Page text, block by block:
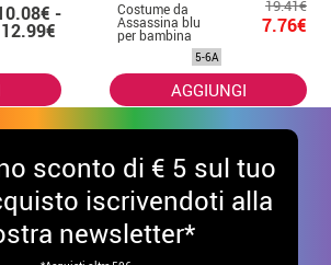
-
12.99€
Costume da
Assassina blu
per bambina
19.41€
7.76€
5-6A
AGGIUNGI
sconto di € 5 sul tuo
iscrivendoti alla
newsletter*